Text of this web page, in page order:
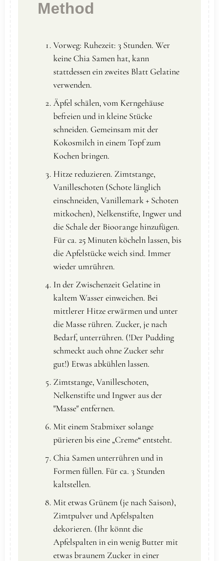
Method
Vorweg: Ruhezeit: 3 Stunden. Wer
keine Chia Samen hat, kann
stattdessen ein zweites Blatt Gelatine
verwenden.
Äpfel schälen, vom Kerngehäuse
befreien und in kleine Stücke
schneiden. Gemeinsam mit der
Kokosmilch in einem Topf zum
Kochen bringen.
Hitze reduzieren. Zimtstange,
Vanilleschoten (Schote länglich
einschneiden, Vanillemark + Schoten
mitkochen), Nelkenstifte, Ingwer und
die Schale der Bioorange hinzufügen.
Für ca. 25 Minuten köcheln lassen, bis
die Apfelstücke weich sind. Immer
wieder umrühren.
In der Zwischenzeit Gelatine in
kaltem Wasser einweichen. Bei
mittlerer Hitze erwärmen und unter
die Masse rühren. Zucker, je nach
Bedarf, unterrühren. (!Der Pudding
schmeckt auch ohne Zucker sehr
gut!) Etwas abkühlen lassen.
Zimtstange, Vanilleschoten,
Nelkenstifte und Ingwer aus der
"Masse" entfernen.
Mit einem Stabmixer solange
pürieren bis eine „Creme“ entsteht.
Chia Samen unterrühren und in
Formen füllen. Für ca. 3 Stunden
kaltstellen.
Mit etwas Grünem (je nach Saison),
Zimtpulver und Apfelspalten
dekorieren. (Ihr könnt die
Apfelspalten in ein wenig Butter mit
etwas braunem Zucker in einer